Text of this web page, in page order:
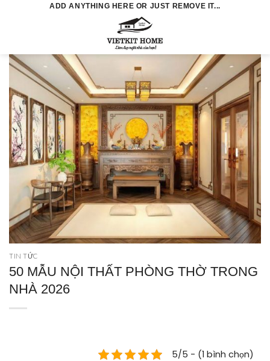
ADD ANYTHING HERE OR JUST REMOVE IT...
TIN TỨC
50 MẪU NỘI THẤT PHÒNG THỜ TRONG
NHÀ 2026
5/5 - (1 bình chọn)